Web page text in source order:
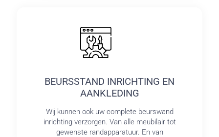
BEURSSTAND INRICHTING EN
AANKLEDING
Wij kunnen ook uw complete beurswand
inrichting verzorgen. Van alle meubilair tot
gewenste randapparatuur. En van